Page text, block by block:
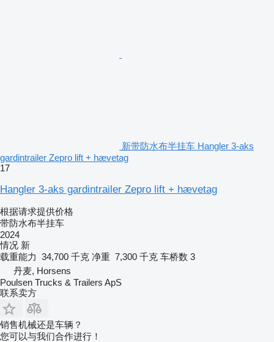
新带防水布半挂车 Hangler 3-aks
gardintrailer Zepro lift + hævetag
17
Hangler 3-aks gardintrailer Zepro lift + hævetag
根据请求提供价格
带防水布半挂车
2024
情况 新
载重能力 34,700 千克 净重 7,300 千克 车桥数 3
丹麦, Horsens
Poulsen Trucks & Trailers ApS
联系卖方
销售机械还是车辆？
您可以与我们合作进行！